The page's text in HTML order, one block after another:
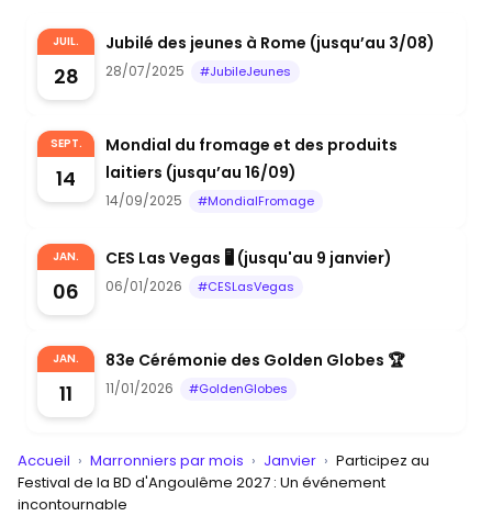
JUIL.
28
Jubilé des jeunes à Rome (jusqu’au 3/08)
28/07/2025 #JubileJeunes
SEPT.
14
Mondial du fromage et des produits
laitiers (jusqu’au 16/09)
14/09/2025 #MondialFromage
JAN.
06
CES Las Vegas 🖥️ (jusqu'au 9 janvier)
06/01/2026 #CESLasVegas
JAN.
11
83e Cérémonie des Golden Globes 🏆
11/01/2026 #GoldenGlobes
Accueil › Marronniers par mois › Janvier › Participez au
Festival de la BD d'Angoulême 2027 : Un événement
incontournable